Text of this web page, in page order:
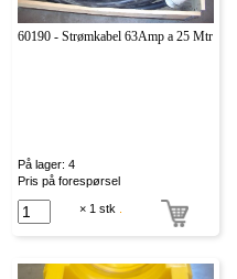
60190 - Strømkabel 63Amp a 25 Mtr
På lager: 4
Pris på forespørsel
× 1 stk